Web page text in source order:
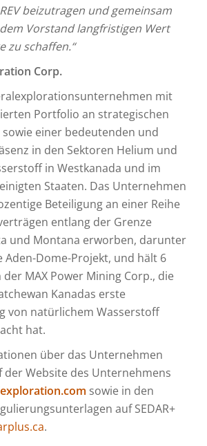
beizutragen und gemeinsam
Vorstand langfristigen Wert
zu schaffen.“
Corp.
mit
Portfolio an strategischen
sowie einer bedeutenden und
in den Sektoren Helium und
in Westkanada und im
Staaten. Das Unternehmen
Beteiligung an einer Reihe
entlang der Grenze
und Montana erworben, darunter
Dome-Projekt, und hält 6
MAX Power Mining Corp., die
Kanadas erste
von natürlichem Wasserstoff
hat.
über das Unternehmen
der Website des Unternehmens
sowie in den
auf SEDAR+
.